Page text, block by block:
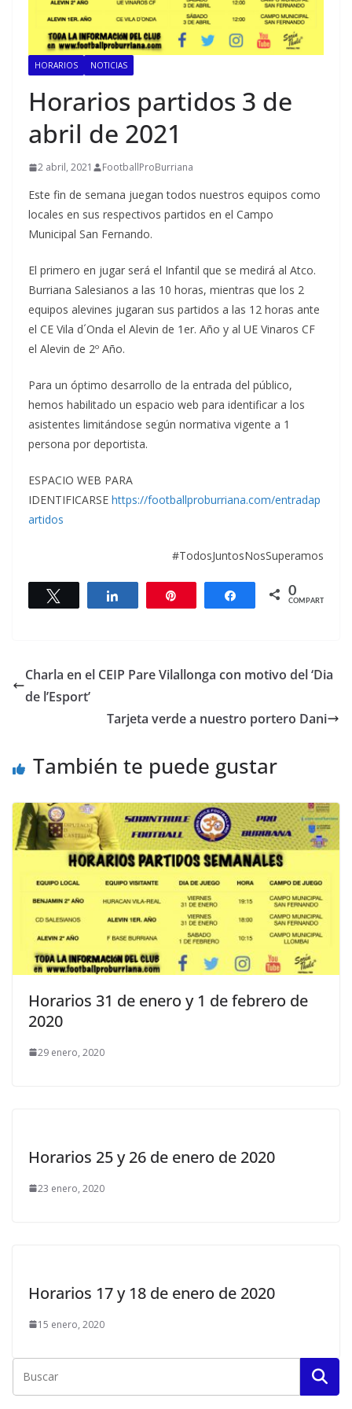
HORARIOS NOTICIAS
Horarios partidos 3 de
abril de 2021
2 abril, 2021 FootballProBurriana
Este fin de semana juegan todos nuestros equipos como
locales en sus respectivos partidos en el Campo
Municipal San Fernando.
El primero en jugar será el Infantil que se medirá al Atco.
Burriana Salesianos a las 10 horas, mientras que los 2
equipos alevines jugaran sus partidos a las 12 horas ante
el CE Vila d´Onda el Alevin de 1er. Año y al UE Vinaros CF
el Alevin de 2º Año.
Para un óptimo desarrollo de la entrada del público,
hemos habilitado un espacio web para identificar a los
asistentes limitándose según normativa vigente a 1
persona por deportista.
ESPACIO WEB PARA
IDENTIFICARSE https://footballproburriana.com/entradap
artidos
#TodosJuntosNosSuperamos
Twittear Compartir Compartir
0
COMPARTIR
Charla en el CEIP Pare Vilallonga con motivo del ‘Dia
de l’Esport’
Tarjeta verde a nuestro portero Dani
También te puede gustar
Horarios 31 de enero y 1 de febrero de
2020
29 enero, 2020
Horarios 25 y 26 de enero de 2020
23 enero, 2020
Horarios 17 y 18 de enero de 2020
15 enero, 2020